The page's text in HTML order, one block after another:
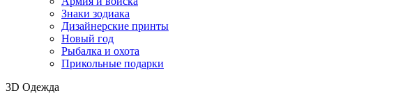
Знаки зодиака
Дизайнерские принты
Новый год
Рыбалка и охота
Прикольные подарки
3D Одежда